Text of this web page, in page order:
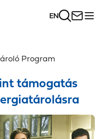
EN
Program
támogatás